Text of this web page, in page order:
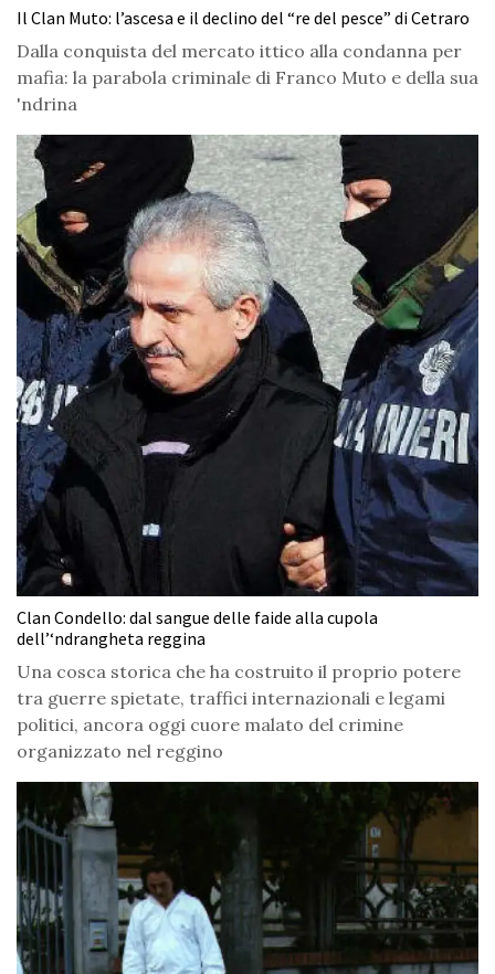
Il Clan Muto: l’ascesa e il declino del “re del pesce” di Cetraro
Dalla conquista del mercato ittico alla condanna per
mafia: la parabola criminale di Franco Muto e della sua
'ndrina
Clan Condello: dal sangue delle faide alla cupola
dell’‘ndrangheta reggina
Una cosca storica che ha costruito il proprio potere
tra guerre spietate, traffici internazionali e legami
politici, ancora oggi cuore malato del crimine
organizzato nel reggino